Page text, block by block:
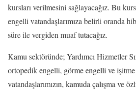
kursları verilmesini sağlayacağız. Bu
engelli vatandaşlarımıza belirli oranda
süre ile vergiden muaf tutacağız.
Kamu sektöründe; Yardımcı Hizmetler
ortopedik engelli, görme engelli ve
vatandaşlarımızın, kamuda çalışma ve